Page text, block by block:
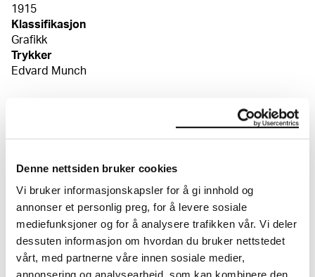
Denne nettsiden bruker cookies
Vi bruker informasjonskapsler for å gi innhold og
annonser et personlig preg, for å levere sosiale
mediefunksjoner og for å analysere trafikken vår. Vi deler
dessuten informasjon om hvordan du bruker nettstedet
vårt, med partnerne våre innen sosiale medier,
1915
Klassifikasjon
Grafikk
Trykker
Edvard Munch
Plate: 530 × 650 × 10 mm
Kreditering
Munchmuseet
Om verkskatalogen